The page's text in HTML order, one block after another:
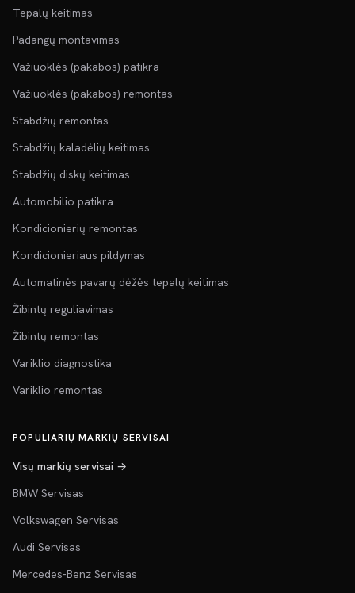
Tepalų keitimas
Padangų montavimas
Važiuoklės (pakabos) patikra
Važiuoklės (pakabos) remontas
Stabdžių remontas
Stabdžių kaladėlių keitimas
Stabdžių diskų keitimas
Automobilio patikra
Kondicionierių remontas
Kondicionieriaus pildymas
Automatinės pavarų dėžės tepalų keitimas
Žibintų reguliavimas
Žibintų remontas
Variklio diagnostika
Variklio remontas
POPULIARIŲ MARKIŲ SERVISAI
Visų markių servisai →
BMW Servisas
Volkswagen Servisas
Audi Servisas
Mercedes-Benz Servisas